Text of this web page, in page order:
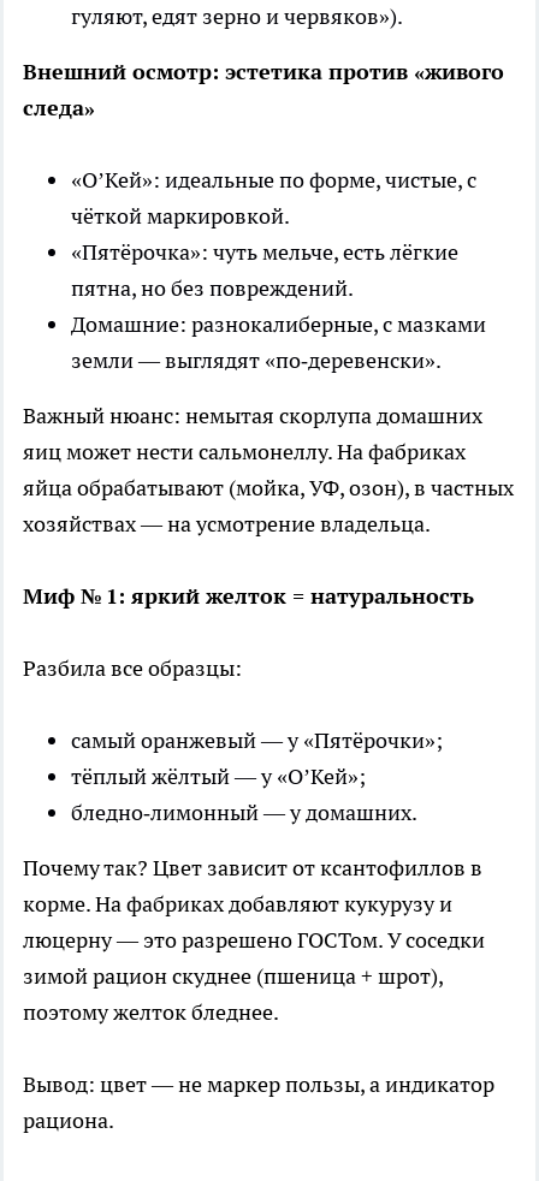
гуляют, едят зерно и червяков»).
Внешний осмотр: эстетика против «живого
следа»
«О’Кей»: идеальные по форме, чистые, с
чёткой маркировкой.
«Пятёрочка»: чуть мельче, есть лёгкие
пятна, но без повреждений.
Домашние: разнокалиберные, с мазками
земли — выглядят «по‑деревенски».
Важный нюанс: немытая скорлупа домашних
яиц может нести сальмонеллу. На фабриках
яйца обрабатывают (мойка, УФ, озон), в частных
хозяйствах — на усмотрение владельца.
Миф № 1: яркий желток = натуральность
Разбила все образцы:
самый оранжевый — у «Пятёрочки»;
тёплый жёлтый — у «О’Кей»;
бледно‑лимонный — у домашних.
Почему так? Цвет зависит от ксантофиллов в
корме. На фабриках добавляют кукурузу и
люцерну — это разрешено ГОСТом. У соседки
зимой рацион скуднее (пшеница + шрот),
поэтому желток бледнее.
Вывод: цвет — не маркер пользы, а индикатор
рациона.